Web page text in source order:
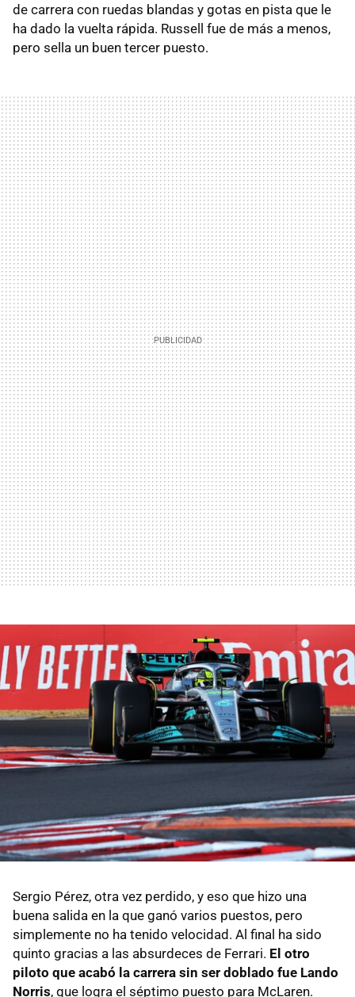
de carrera con ruedas blandas y gotas en pista que le
ha dado la vuelta rápida. Russell fue de más a menos,
pero sella un buen tercer puesto.
Sergio Pérez, otra vez perdido, y eso que hizo una
buena salida en la que ganó varios puestos, pero
simplemente no ha tenido velocidad. Al final ha sido
quinto gracias a las absurdeces de Ferrari. El otro
piloto que acabó la carrera sin ser doblado fue Lando
Norris, que logra el séptimo puesto para McLaren.